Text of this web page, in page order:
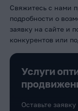
Свяжитесь с нами
подробности о
заявку на сайте и
конкурентов или
Услуги
Оставьте